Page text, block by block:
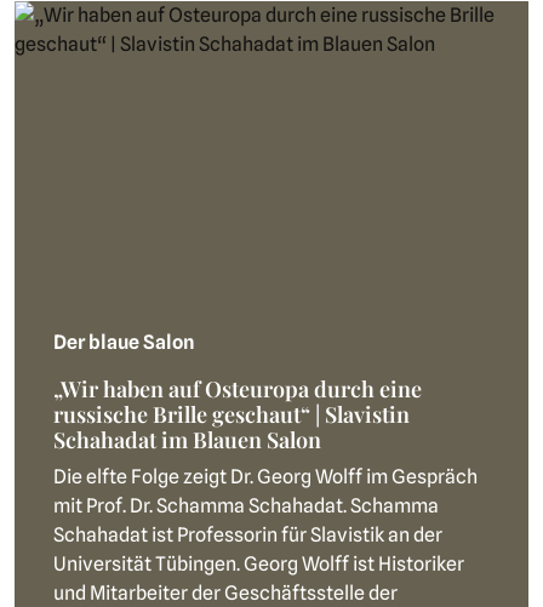
Der blaue Salon
„Wir haben auf Osteuropa durch eine
russische Brille geschaut“ | Slavistin
Schahadat im Blauen Salon
Die elfte Folge zeigt Dr. Georg Wolff im Gespräch
mit Prof. Dr. Schamma Schahadat. Schamma
Schahadat ist Professorin für Slavistik an der
Universität Tübingen. Georg Wolff ist Historiker
und Mitarbeiter der Geschäftsstelle der